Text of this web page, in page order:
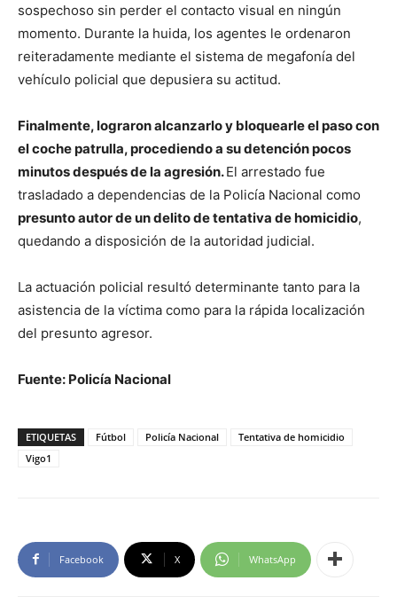
sospechoso sin perder el contacto visual en ningún
momento. Durante la huida, los agentes le ordenaron
reiteradamente mediante el sistema de megafonía del
vehículo policial que depusiera su actitud.
Finalmente, lograron alcanzarlo y bloquearle el paso con
el coche patrulla, procediendo a su detención pocos
minutos después de la agresión.El arrestado fue
trasladado a dependencias de la Policía Nacional como
presunto autor de un delito de tentativa de homicidio,
quedando a disposición de la autoridad judicial.
La actuación policial resultó determinante tanto para la
asistencia de la víctima como para la rápida localización
del presunto agresor.
Fuente: Policía Nacional
ETIQUETAS Fútbol Policía Nacional
Tentativa de homicidio
Vigo1
Facebook X WhatsApp